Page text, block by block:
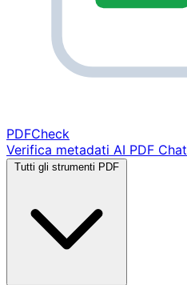
PDFCheck
Verifica metadati AI PDF Chat
Tutti gli strumenti PDF